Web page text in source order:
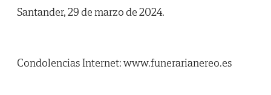
Santander, 29 de marzo de 2024.
Condolencias Internet: www.funerarianereo.es